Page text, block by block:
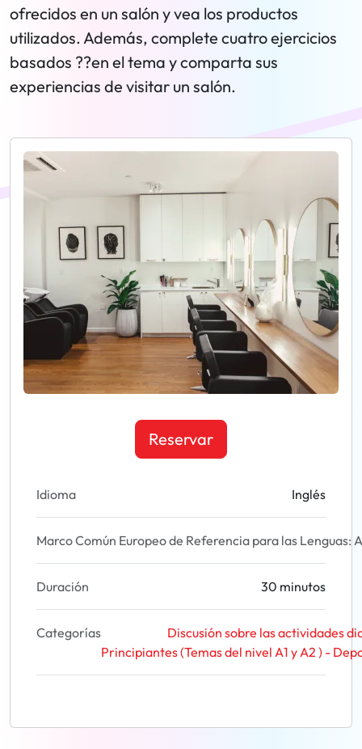
ofrecidos en un salón y vea los productos
utilizados. Además, complete cuatro ejercicios
basados ??en el tema y comparta sus
experiencias de visitar un salón.
Reservar
Idioma Inglés
Marco Común Europeo de Referencia para las Lenguas:
Duración 30 minutos
Categorías
Discusión sobre las actividades
Principiantes (Temas del nivel A1 y A2 ) -